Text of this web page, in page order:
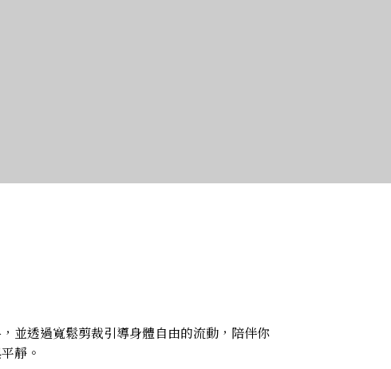
並透過寬鬆剪裁引導身體自由的流動，陪伴你
靜。